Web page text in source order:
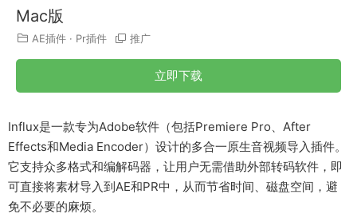
Mac版
AE插件 · Pr插件 推广
立即下载
Influx是一款专为Adobe软件（包括Premiere Pro、After
Effects和Media Encoder）设计的多合一原生音视频导入插件。
它支持众多格式和编解码器，让用户无需借助外部转码软件，即
可直接将素材导入到AE和PR中，从而节省时间、磁盘空间，避
免不必要的麻烦。